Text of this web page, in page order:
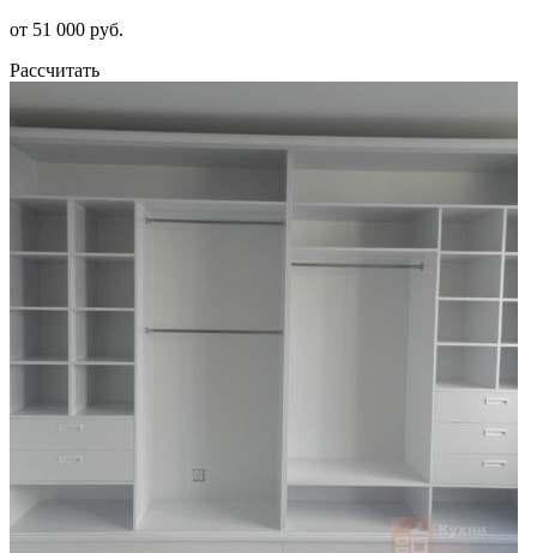
от 51 000 руб.
Рассчитать